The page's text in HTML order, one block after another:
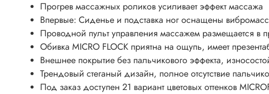
Прогрев массажных роликов усиливает эффект массажа
Впервые: Сиденье и подставка ног оснащены
Проводной пульт управления массажем размещается в
Обивка MICRO FLOCK приятна на ощупь, имеет
Внешнее покрытие без пальчикового эффекта,
Трендовый стеганый дизайн, полное отсутствие
Под заказ доступен 21 вариант цветовых оттенков